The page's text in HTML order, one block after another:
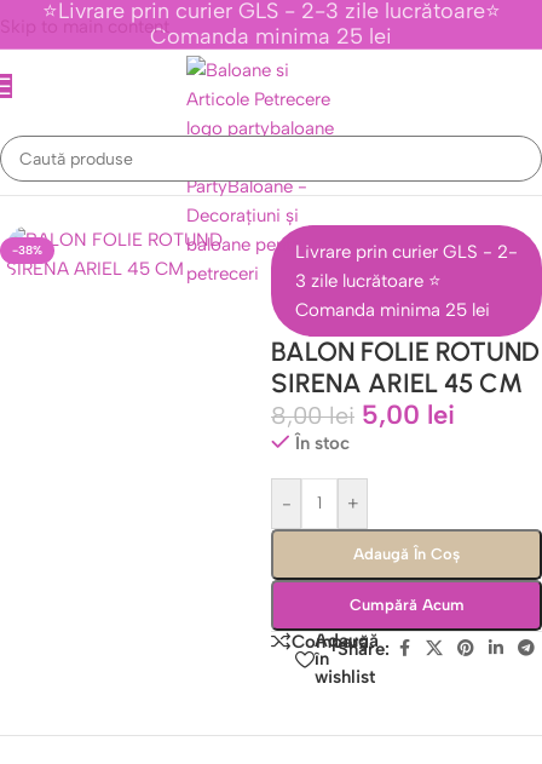
Skip to main content
⭐Livrare prin curier GLS - 2-3 zile lucrătoare⭐
Comanda minima 25 lei
Tematice Personaje Din Desene Animate/Colectia Ariel
-38%
Livrare prin curier GLS - 2-
3 zile lucrătoare ⭐
Comanda minima 25 lei
BALON FOLIE ROTUND
SIRENA ARIEL 45 CM
8,00lei 5,00 lei
În stoc
- +
Adaugă În Coș
Cumpără Acum
Compară
Adaugă
în
wishlist
Share: